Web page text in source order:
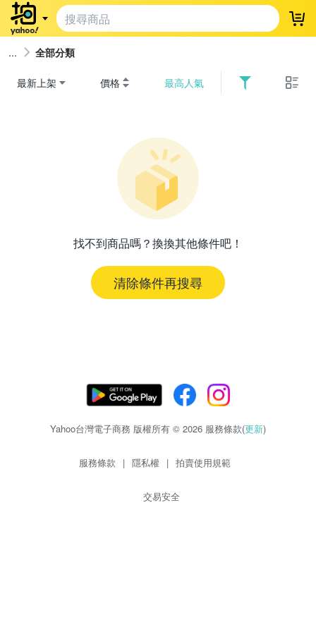
登
全部分類
最新上架 價格 最高人氣
找不到商品嗎？換換其他條件吧！
清除條件再搜尋
Yahoo台灣電子商務 版權所有 © 2026 服務條款(更新)
服務條款 | 隱私權 | 拍賣使用規範
交易安全